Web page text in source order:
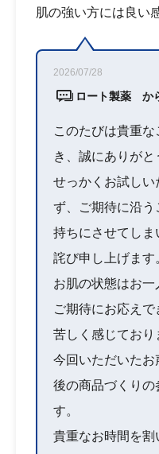
肌の強い方には良い
ロート製薬 か
2026/07/28
このたびは貴重
き、誠にありがと
せっかくお試しい
ず、ご期待に沿
持ちにさせてし
詫び申し上げます
お肌の状態はお一
ご期待にお応え
苦しく感じており
今回いただいた
後の商品づくりの
す。
貴重なお時間を割